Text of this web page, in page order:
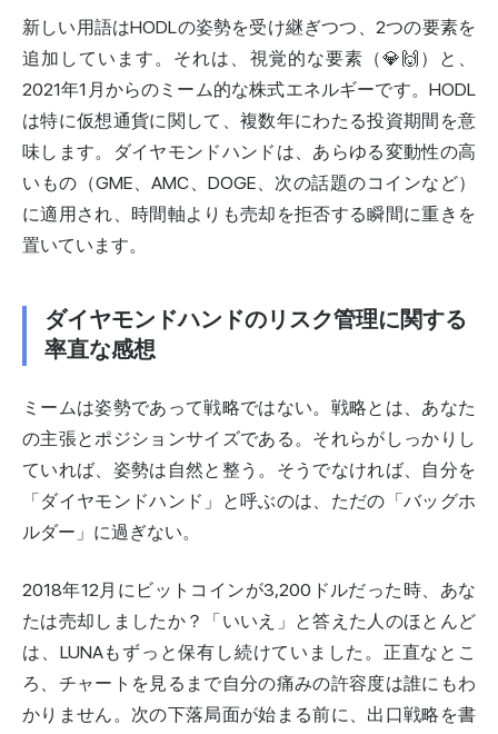
新しい用語はHODLの姿勢を受け継ぎつつ、2つの要素を
追加しています。それは、視覚的な要素（💎🙌）と、
2021年1月からのミーム的な株式エネルギーです。HODL
は特に仮想通貨に関して、複数年にわたる投資期間を意
味します。ダイヤモンドハンドは、あらゆる変動性の高
いもの（GME、AMC、DOGE、次の話題のコインなど）
に適用され、時間軸よりも売却を拒否する瞬間に重きを
置いています。
ダイヤモンドハンドのリスク管理に関する
率直な感想
ミームは姿勢であって戦略ではない。戦略とは、あなた
の主張とポジションサイズである。それらがしっかりし
ていれば、姿勢は自然と整う。そうでなければ、自分を
「ダイヤモンドハンド」と呼ぶのは、ただの「バッグホ
ルダー」に過ぎない。
2018年12月にビットコインが3,200ドルだった時、あな
たは売却しましたか？「いいえ」と答えた人のほとんど
は、LUNAもずっと保有し続けていました。正直なとこ
ろ、チャートを見るまで自分の痛みの許容度は誰にもわ
かりません。次の下落局面が始まる前に、出口戦略を書